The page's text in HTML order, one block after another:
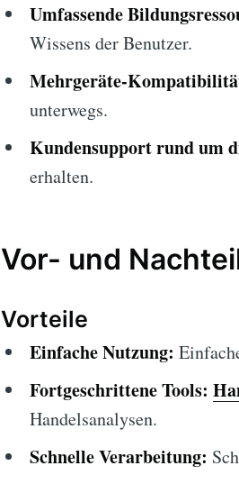
Umfassende
Wissens der Benutzer.
Mehrgeräte-
unterwegs.
Kundensupport rund um
erhalten.
Vor- und
Vorteile
Einfache Nutzung:
Fortgeschrittene Tools:
Handelsanalysen.
Schnelle Verarbeitung: